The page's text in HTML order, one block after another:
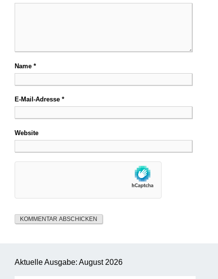
Name *
E-Mail-Adresse *
Website
Aktuelle Ausgabe: August 2026